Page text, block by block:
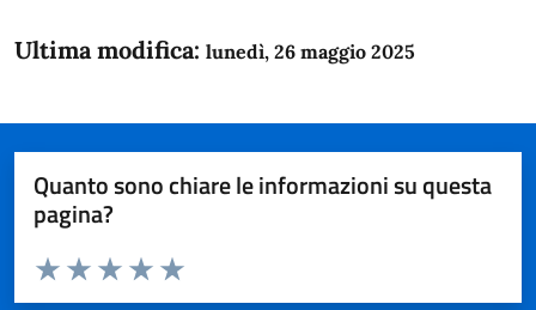
Ultima modifica: lunedì, 26 maggio 2025
Quanto sono chiare le informazioni su questa
pagina?
Domanda
Valuta da 1 a 5 stelle la pagina
Valuta 5 stelle su 5
Valuta 4 stelle su 5
Valuta 3 stelle su 5
Valuta 2 stelle su 5
Valuta 1 stelle su 5